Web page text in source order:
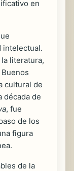
en
intelectual.
literatura,
cultural de
década de
, fue
de los
figura
de la